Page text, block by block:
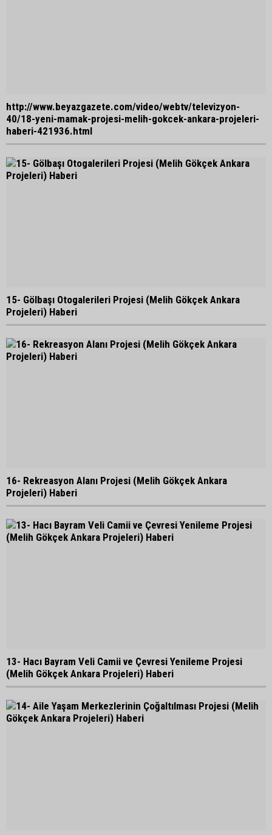
http://www.beyazgazete.com/video/webtv/televizyon-
40/18-yeni-mamak-projesi-melih-gokcek-ankara-projeleri-
haberi-421936.html
15- Gölbaşı Otogalerileri Projesi (Melih Gökçek Ankara
Projeleri) Haberi
16- Rekreasyon Alanı Projesi (Melih Gökçek Ankara
Projeleri) Haberi
13- Hacı Bayram Veli Camii ve Çevresi Yenileme Projesi
(Melih Gökçek Ankara Projeleri) Haberi